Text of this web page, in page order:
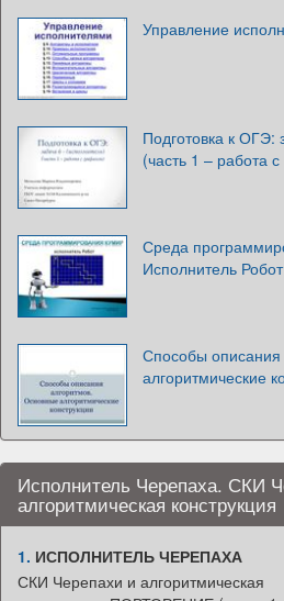
Управление
Подготовка к ОГЭ:
(часть 1 – работа
Среда
Исполнитель Робот
Способы
алгоритмические
Исполнитель Черепаха. СКИ
алгоритмическая конструкция
1. ИСПОЛНИТЕЛЬ ЧЕРЕПАХА
СКИ Черепахи и алгоритмическая